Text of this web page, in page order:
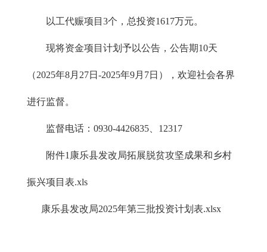
以工代赈项目3个，总投资1617万元。
现将资金项目计划予以公告，公告期10天
（2025年8月27日-2025年9月7日），欢迎社会各界
进行监督。
监督电话：0930-4426835、12317
附件1康乐县发改局拓展脱贫攻坚成果和乡村
振兴项目表.xls
康乐县发改局2025年第三批投资计划表.xlsx